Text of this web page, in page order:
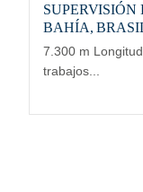
BAHÍA,
7.300 m
trabajos...